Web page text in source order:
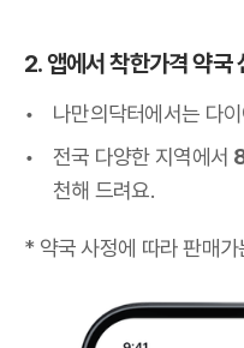
2. 앱에서 착한가격 약국
나만의닥터에서는 다
전국 다양한 지역에서
천해 드려요.
* 약국 사정에 따라 판매